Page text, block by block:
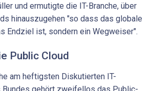
und ermutigte die IT-Branche, über
hinauszugehen "so dass das globale
Endziel ist, sondern ein Wegweiser".
Public Cloud
am heftigsten Diskutierten IT-
Bundes gehört zweifellos das Public-